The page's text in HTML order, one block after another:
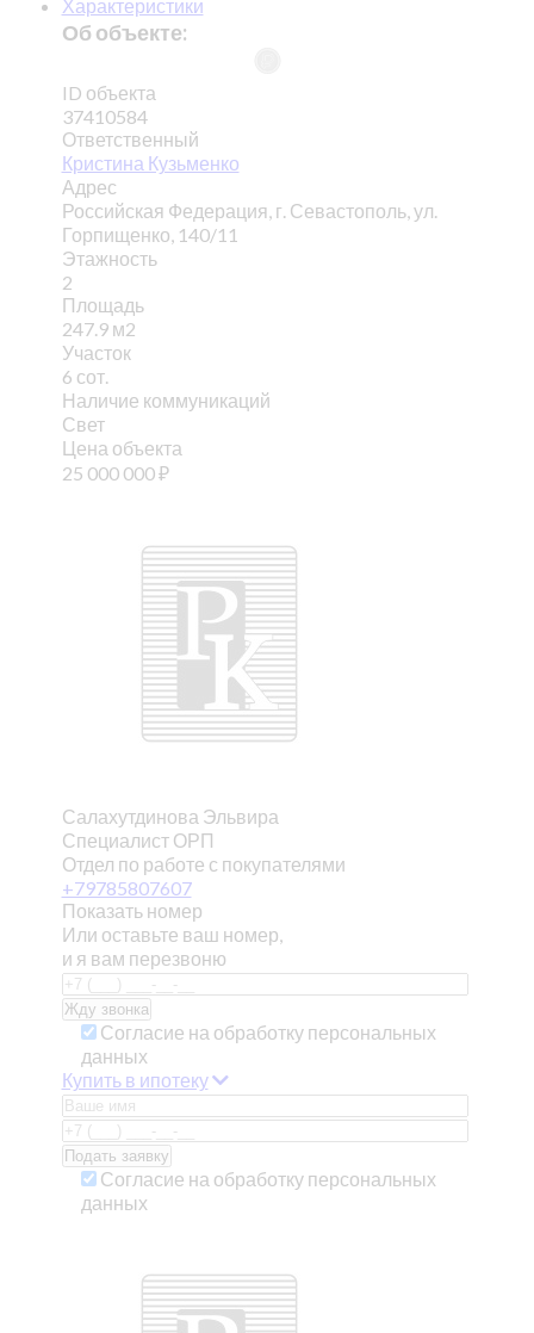
Характеристики
Об объекте:
ID объекта
37410584
Ответственный
Кристина Кузьменко
Адрес
Российская Федерация, г. Севастополь, ул.
Горпищенко, 140/11
Этажность
2
Площадь
247.9 м2
Участок
6 сот.
Наличие коммуникаций
Свет
Цена объекта
25 000 000₽
Салахутдинова Эльвира
Специалист ОРП
Отдел по работе с покупателями
+79785807607
Показать номер
Или оставьте ваш номер,
и я вам перезвоню
Согласие на обработку персональных
данных
Купить в ипотеку
Согласие на обработку персональных
данных